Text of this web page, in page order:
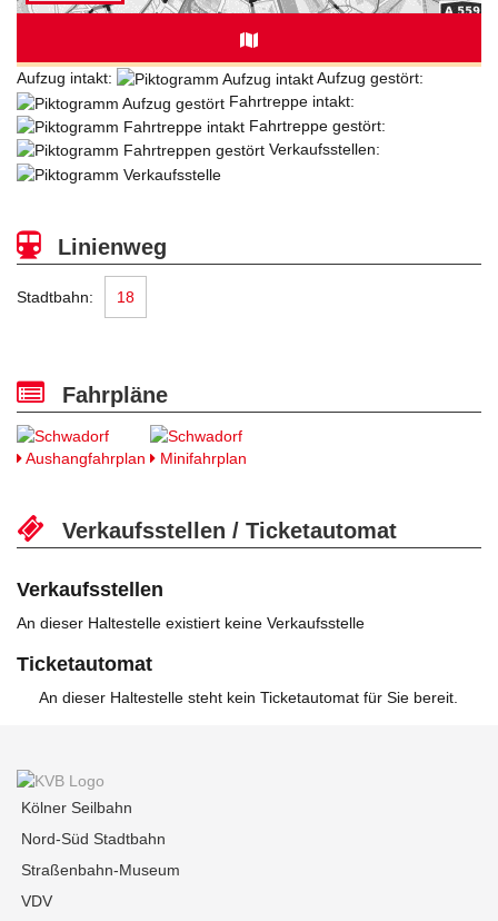
Aufzug intakt:
Aufzug gestört:
Fahrtreppe intakt:
Fahrtreppe gestört:
Verkaufsstellen:
Linienweg
Stadtbahn: 18
Fahrpläne
Aushangfahrplan Minifahrplan
Verkaufsstellen / Ticketautomat
Verkaufsstellen
An dieser Haltestelle existiert keine Verkaufsstelle
Ticketautomat
An dieser Haltestelle steht kein Ticketautomat für Sie bereit.
Kölner Seilbahn
Nord-Süd Stadtbahn
Straßenbahn-Museum
VDV